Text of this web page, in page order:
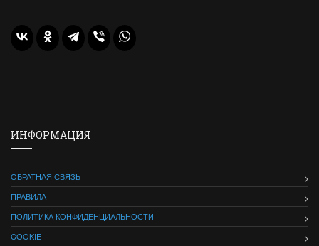
ИНФОРМАЦИЯ
ОБРАТНАЯ СВЯЗЬ
ПРАВИЛА
ПОЛИТИКА КОНФИДЕНЦИАЛЬНОСТИ
COOKIE